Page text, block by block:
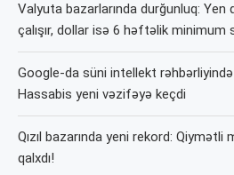
Valyuta bazarlarında durğunluq: Yen
çalışır, dollar isə 6 həftəlik minimum
Google-da süni intellekt
Hassabis yeni vəzifəyə keçdi
Qızıl bazarında yeni rekord:
qalxdı!